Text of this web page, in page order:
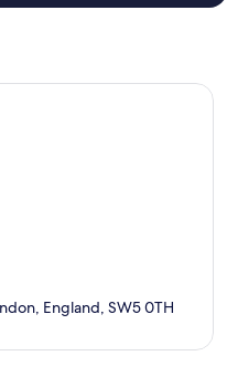
England, SW5 0TH